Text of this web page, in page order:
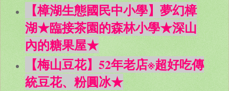
【樟湖生態國民中小學】夢幻樟
湖★臨接茶園的森林小學★深山
內的糖果屋★
【梅山豆花】52年老店※超好吃傳
統豆花、粉圓冰★